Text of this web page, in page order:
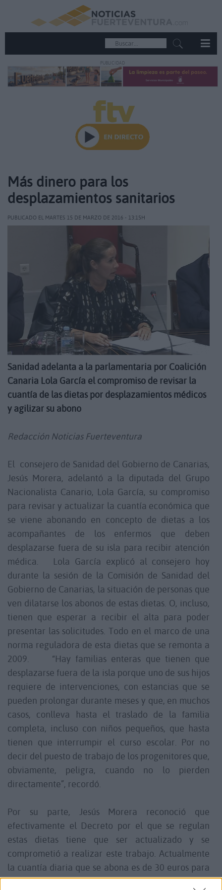
PUBLICIDAD
Más dinero para los
desplazamientos sanitarios
PUBLICADO EL MARTES 15 DE MARZO DE 2016 - 13:15H
Sanidad adelanta a la parlamentaria por Coalición
Canaria Lola García el compromiso de revisar la
cuantía de las dietas por desplazamientos médicos
y agilizar su abono
Redacción Noticias Fuerteventura
El consejero de Sanidad del Gobierno de Canarias,
Jesús Morera, adelantó a la diputada del Grupo
Nacionalista Canario, Lola García, su compromiso
para revisar y actualizar la cuantía económica que
se viene abonando en concepto de dietas a los
acompañantes de los enfermos que deben
desplazarse fuera de su isla para recibir atención
médica. Lola García explicó al consejero hoy
durante la sesión de la Comisión de Sanidad del
Gobierno de Canarias, la situación de personas que
ven dilatarse los abonos de estas dietas. O, incluso,
tienen que esperar a recibir el alta para poder
presentar las solicitudes. Todo en el marco de una
norma reguladora de esta dietas que se remonta a
2009. “Hay familias enteras que tienen que
desplazarse fuera de la isla porque uno de sus hijos
requiere de intervenciones, con estancias que se
pueden prolongar durante meses y que, en muchos
casos, conlleva hasta el traslado de la familia
completa, incluso con niños pequeños, que hasta
tienen que interrumpir el curso escolar. Por no
decir del puesto de trabajo de los progenitores que,
obviamente, peligra, cuando no lo pierden
directamente”, recordó.
Por su parte, Jesús Morera reconoció que
efectivamente el Decreto por el que se regulan
estas dietas tiene que ser actualizado y se
comprometió a realizar este trabajo. Actualmente
la cuantía diaria que se abona es de 30 euros para
alojamiento de un único acompañante y 20 euros